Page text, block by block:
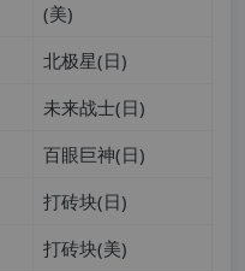
(美)
北极星(日)
未来战士(日)
百眼巨神(日)
打砖块(日)
打砖块(美)